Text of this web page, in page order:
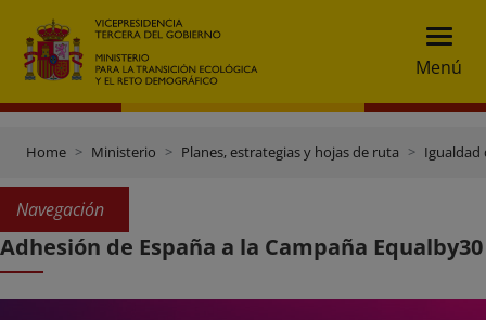
Menú
Home Ministerio Planes, estrategias y hojas de ruta Igualdad
Navegación
Adhesión de España a la Campaña Equalby30